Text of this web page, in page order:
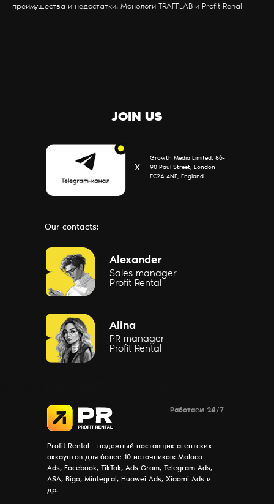
преимущества и недостатки. Монологи TRAFFLAB и Profit Renal
Alexander
Sales manager
Profit Rental
Alina
PR manager
Profit Rental
Х
JOIN US
Работаем 24/7
Profit Rental - надежный поставщик агентских
аккаунтов для более 10 источников: Moloco
Ads, Facebook, TikTok, Ads Gram, Telegram Ads,
ASA, Bigo, Mintegral, Huawei Ads, Xiaomi Ads и
др.
Our contacts:
Growth Media Limited, 86-
90 Paul Street, London
EC2A 4NE, England